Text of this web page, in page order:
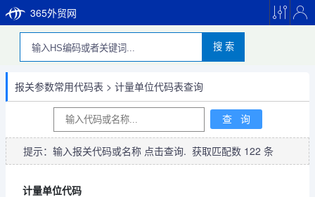
365外贸网
搜 索
报关参数常用代码表 > 计量单位代码表查询
提示：输入报关代码或名称 点击查询. 获取匹配数 122 条